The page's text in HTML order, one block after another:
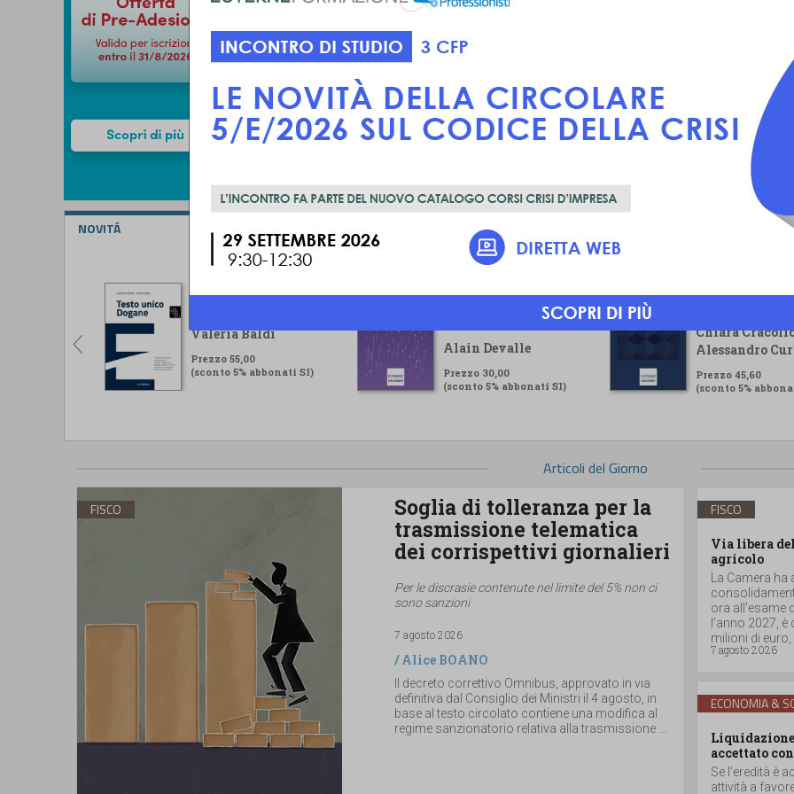
NOVITÁ
Valeria Baldi
Prezzo 55,00
(sconto 5% abbonati SI)
Reporting Standard
Alain Devalle
Prezzo 30,00
(sconto 5% abbonati SI)
Chiara
Alessandro
Prezzo 45,60
(sconto 5%
Articoli del Giorno
FISCO
Soglia di tolleranza per la
trasmissione telematica
dei corrispettivi giornalieri
Per le discrasie contenute nel limite del 5% non ci
sono sanzioni
7 agosto 2026
/Alice BOANO
Il decreto correttivo Omnibus, approvato in via
definitiva dal Consiglio dei Ministri il 4 agosto, in
base al testo circolato contiene una modifica al
regime sanzionatorio relativa alla trasmissione ...
FISCO
Via libera
agricolo
La Camera ha
ora all’esame
l’anno 2027,
milioni di euro,
7 agosto 2026
ECONOMIA &
accettato
Se l’eredità è
attività a